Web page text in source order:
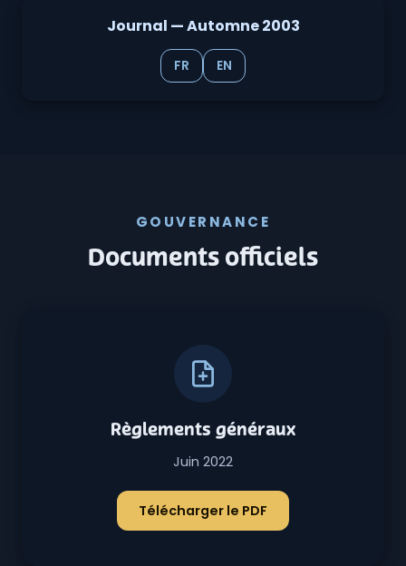
Journal — Automne 2003
FR EN
GOUVERNANCE
Documents officiels
Règlements généraux
Juin 2022
Télécharger le PDF